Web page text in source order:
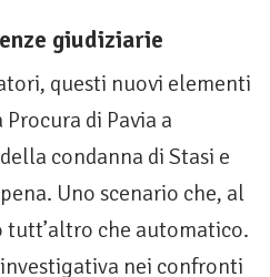
giudiziarie
questi nuovi elementi
di Pavia a
condanna di Stasi e
Uno scenario che, al
tutt’altro che automatico.
nei confronti